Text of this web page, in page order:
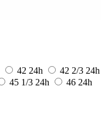
42 24h 42 2/3 24h
45 1/3 24h 46 24h